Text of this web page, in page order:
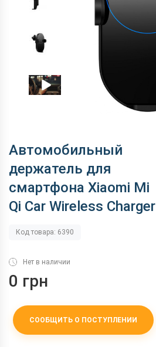
Автомобильный
держатель для
смартфона Xiaomi Mi
Qi Car Wireless Charger
Код товара: 6390
Нет в наличии
0 грн
СООБЩИТЬ О ПОСТУПЛЕНИИ